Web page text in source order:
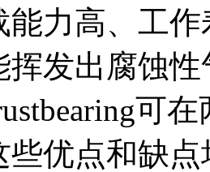
能力高、工
发出腐蚀
可
些优点和缺